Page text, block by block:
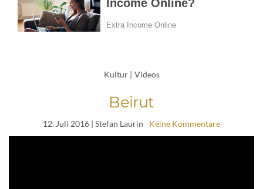
Kultur Videos
Beirut
12. Juli 2016 | Stefan Laurin Keine Kommentare